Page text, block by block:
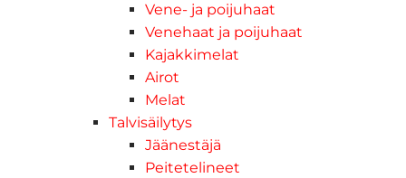
Vene- ja poijuhaat
Venehaat ja poijuhaat
Kajakkimelat
Airot
Melat
Talvisäilytys
Jäänestäjä
Peitetelineet